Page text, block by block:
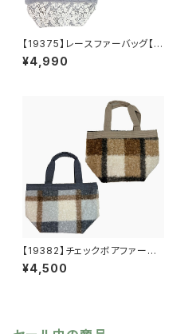
【19375】レースファーバッグ【送
料無料】秋冬バッグ 新作
¥4,990
【19382】チェックボアファート
ート【送料無料】秋冬バッグ 新
作
¥4,500